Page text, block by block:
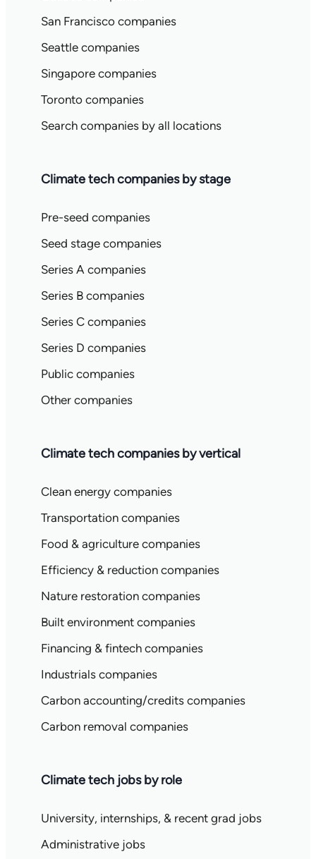
San Francisco companies
Seattle companies
Singapore companies
Toronto companies
Search companies by all locations
Climate tech companies by stage
Pre-seed companies
Seed stage companies
Series A companies
Series B companies
Series C companies
Series D companies
Public companies
Other companies
Climate tech companies by vertical
Clean energy companies
Transportation companies
Food & agriculture companies
Efficiency & reduction companies
Nature restoration companies
Built environment companies
Financing & fintech companies
Industrials companies
Carbon accounting/credits companies
Carbon removal companies
Climate tech jobs by role
University, internships, & recent grad jobs
Administrative jobs